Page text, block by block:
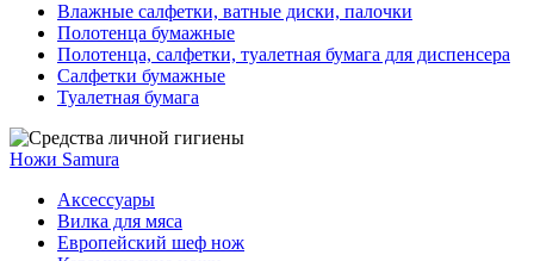
Влажные салфетки, ватные диски, палочки
Полотенца бумажные
Полотенца, салфетки, туалетная бумага для диспенсера
Салфетки бумажные
Туалетная бумага
Ножи Samura
Аксессуары
Вилка для мяса
Европейский шеф нож